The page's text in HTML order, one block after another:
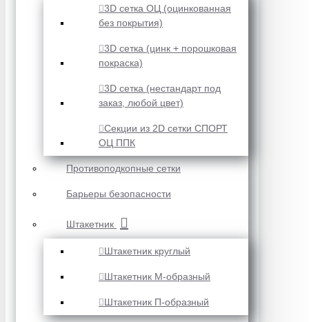
3D сетка ОЦ (оцинкованная
без покрытия)
3D сетка (цинк + порошковая
покраска)
3D сетка (нестандарт под
заказ, любой цвет)
Секции из 2D сетки СПОРТ
ОЦ ППК
Противоподкопные сетки
Барьеры безопасности
Штакетник
Штакетник круглый
Штакетник М-образный
Штакетник П-образный